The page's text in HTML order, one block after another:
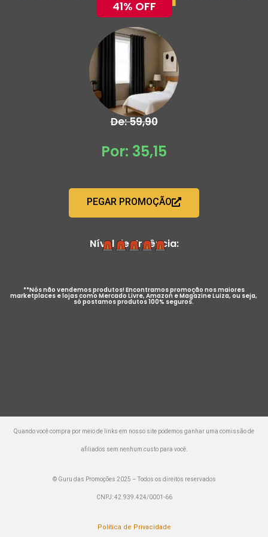
41% OFF
De: 59,90
Por: 35,15
PEGAR PROMOÇÃO
Nível de Urgência:
**Nós não vendemos produtos! Encontramos promoção nos maiores
marketplaces e lojas como Mercado Livre, Amazon e Magazine Luiza, ou seja,
só postamos produtos 100% seguros.
Quando você compra por meio de links em nosso site podemos ganhar uma comissão de
afiliados sem nenhum custo para você.
© Guru das Promoções 2025 – Todos os direitos reservados
CNPJ: 42.939.424/0001-66
Política de Privacidade